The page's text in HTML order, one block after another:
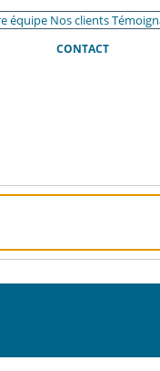
équipe Nos clients
CONTACT